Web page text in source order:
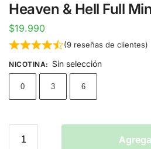
Heaven & Hell Full
$19.990
(9reseñas de clientes)
NICOTINA: Sin selección
0 3 6